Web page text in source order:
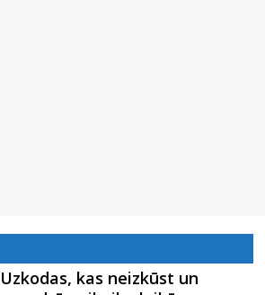
Uzkodas, kas neizkūst un